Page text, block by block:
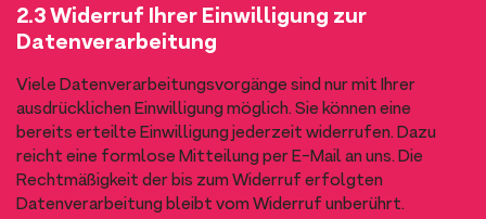
2.3 Widerruf Ihrer Einwilligung zur
Datenverarbeitung
Viele Datenverarbeitungsvorgänge sind nur mit Ihrer
ausdrücklichen Einwilligung möglich. Sie können eine
bereits erteilte Einwilligung jederzeit widerrufen. Dazu
reicht eine formlose Mitteilung per E-Mail an uns. Die
Rechtmäßigkeit der bis zum Widerruf erfolgten
Datenverarbeitung bleibt vom Widerruf unberührt.